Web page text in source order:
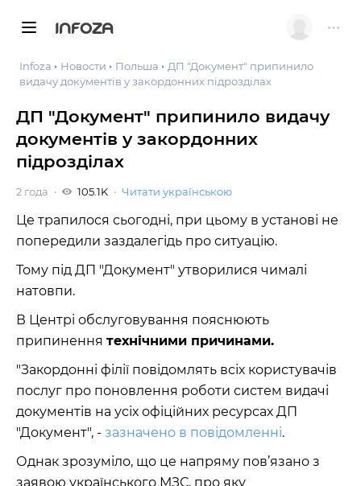
INFOZA
Infoza Новости Польша
ДП "Документ" припинило
видачу документів у закордонних підрозділах
ДП "Документ" припинило видачу
документів у закордонних
підрозділах
2 года 105.1K Читати українською
Це трапилося сьогодні, при цьому в установі не
попередили заздалегідь про ситуацію.
Тому під ДП "Документ" утворилися чималі
натовпи.
В Центрі обслуговування пояснюють
припинення технічними причинами.
"Закордонні філії повідомлять всіх користувачів
послуг про поновлення роботи систем видачі
документів на усіх офіційних ресурсах ДП
"Документ", - зазначено в повідомленні.
Однак зрозуміло, що це напряму пов’язано з
заявою українського МЗС, про яку